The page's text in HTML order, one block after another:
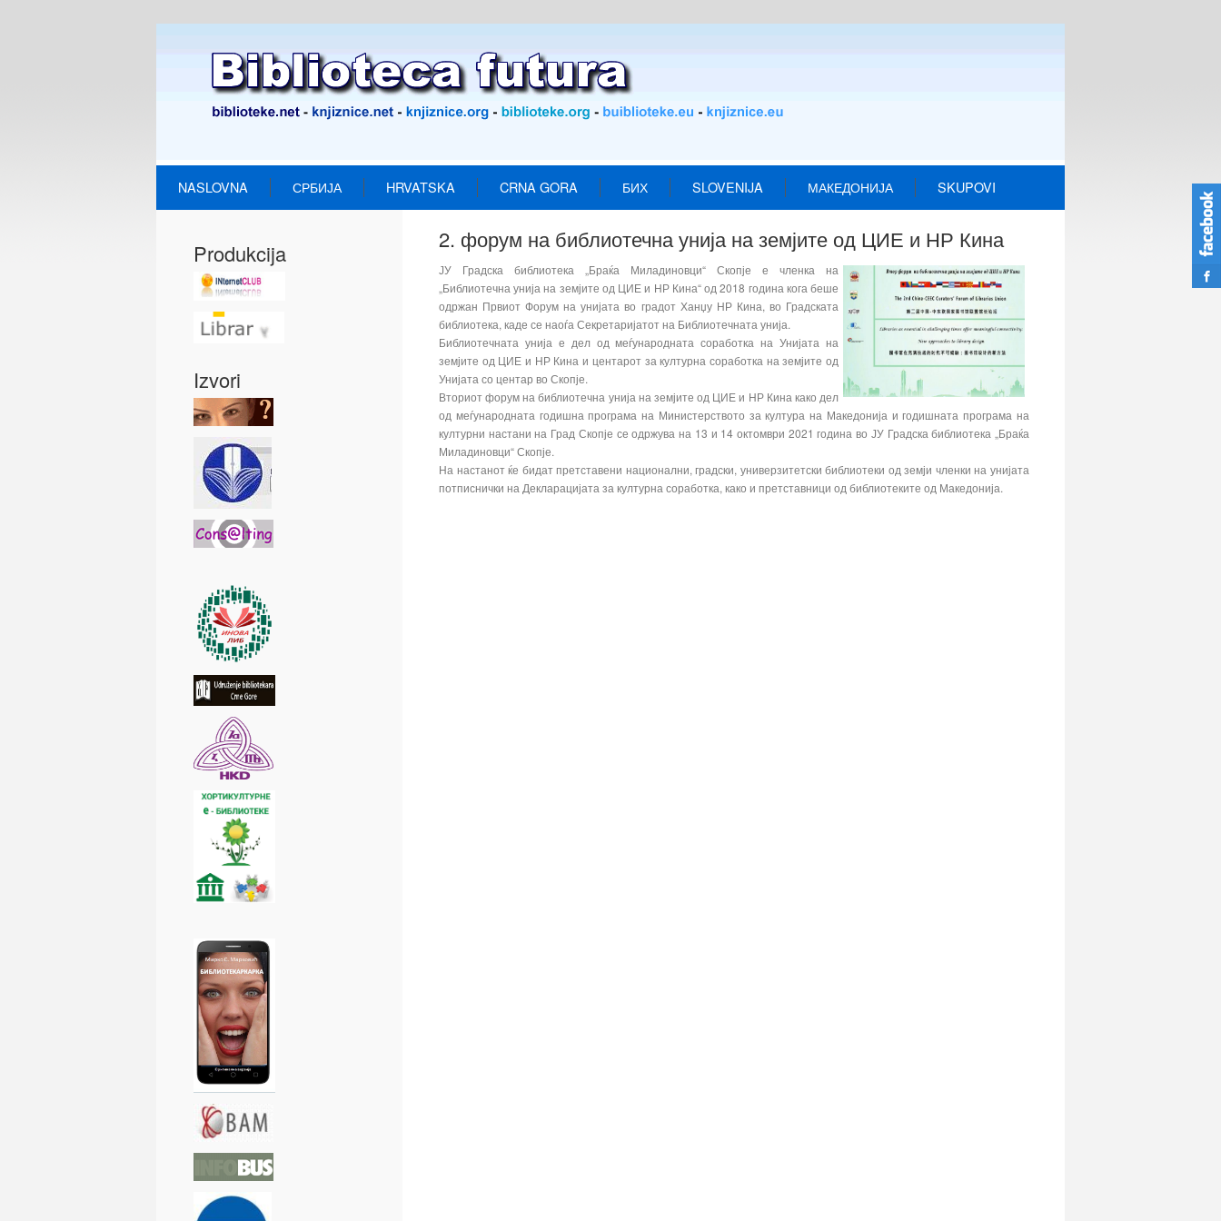
NASLOVNA СРБИЈА HRVATSKA CRNA GORA БИХ SLOVENIJA МАКЕДОНИЈА SKUPOVI
Produkcija
Izvori
2. форум на библиотечна унија на земјите од ЦИЕ и НР Кина
ЈУ Градска библиотека „Браќа Миладиновци“ Скопје е членка на
„Библиотечна унија на земјите од ЦИЕ и НР Кина“ од 2018 година кога беше
одржан Првиот Форум на унијата во градот Ханџу НР Кина, во Градската
библиотека, каде се наоѓа Секретаријатот на Библиотечната унија.
Библиотечната унија е дел од меѓународната соработка на Унијата на
земјите од ЦИЕ и НР Кина и центарот за културна соработка на земјите од
Унијата со центар во Скопје.
Вториот форум на библиотечна унија на земјите од ЦИЕ и НР Кина како дел
од меѓународната годишна програма на Министерството за култура на Македонија и годишната програма на
културни настани на Град Скопје се одржува на 13 и 14 октомври 2021 година во ЈУ Градска библиотека „Браќа
Миладиновци“ Скопје.
На настанот ќе бидат претставени национални, градски, универзитетски библиотеки од земји членки на унијата
потписнички на Декларацијата за културна соработка, како и претставници од библиотеките од Македонија.